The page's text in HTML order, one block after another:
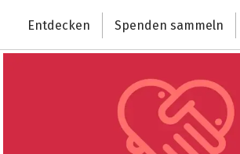
Deutschlands größte Spendenplattform
Entdecken Spenden sammeln